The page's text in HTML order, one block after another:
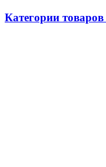
Категории товаров